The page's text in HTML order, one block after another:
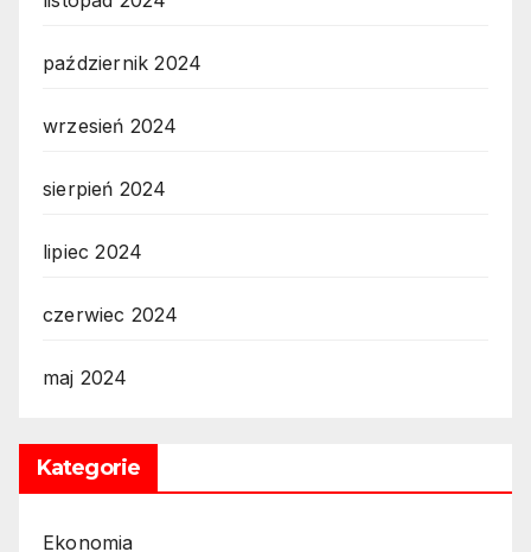
październik 2024
wrzesień 2024
sierpień 2024
lipiec 2024
czerwiec 2024
maj 2024
Kategorie
Ekonomia